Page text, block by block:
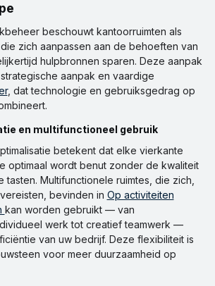
beschouwt kantoorruimten als
zich aanpassen aan de behoeften van
hulpbronnen sparen. Deze aanpak
aanpak en vaardige
, dat technologie en gebruiksgedrag op
en multifunctioneel gebruik
betekent dat elke vierkante
optimaal wordt benut zonder de kwaliteit
tasten. Multifunctionele ruimtes, die zich,
bevinden in Op activiteiten
kan worden gebruikt — van
werk tot creatief teamwerk —
van uw bedrijf. Deze flexibiliteit is
voor meer duurzaamheid op